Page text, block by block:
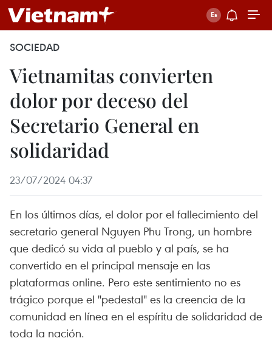
SOCIEDAD
Vietnamitas convierten
dolor por deceso del
Secretario General en
solidaridad
23/07/2024 04:37
En los últimos días, el dolor por el fallecimiento del
secretario general Nguyen Phu Trong, un hombre
que dedicó su vida al pueblo y al país, se ha
convertido en el principal mensaje en las
plataformas online. Pero este sentimiento no es
trágico porque el "pedestal" es la creencia de la
comunidad en línea en el espíritu de solidaridad de
toda la nación.